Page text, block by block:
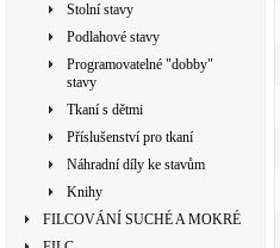
Stolní stavy
Podlahové stavy
Programovatelné "dobby"
stavy
Tkaní s dětmi
Příslušenství pro tkaní
Náhradní díly ke stavům
Knihy
FILCOVÁNÍ SUCHÉ A MOKRÉ